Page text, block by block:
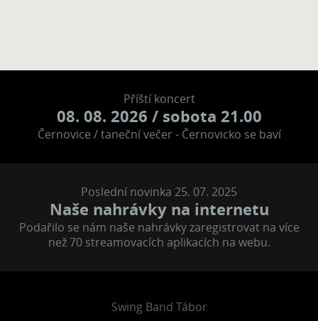
Příští koncert
08. 08. 2026 / sobota 21.00
Černovice / taneční večer - Černovicko se baví
Poslední novinka 25. 07. 2025
Naše nahrávky na internetu
Podařilo se nám naše nahrávky zaregistrovat na více
než 70 streamovacích aplikacích na webu.
Swing Band Tábor